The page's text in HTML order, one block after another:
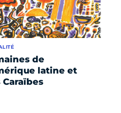
de
latine et
Caraïbes